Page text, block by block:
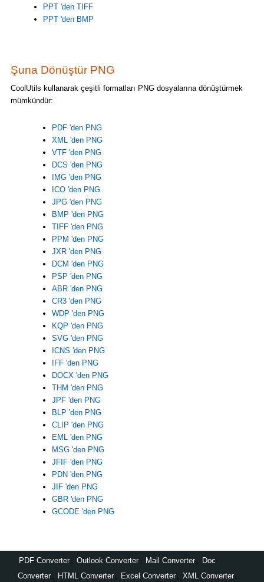
PPT 'den TIFF
PPT 'den BMP
Şuna Dönüştür PNG
CoolUtils kullanarak çeşitli formatları PNG dosyalarına dönüştürmek
mümkündür:
PDF 'den PNG
XML 'den PNG
VTF 'den PNG
DCS 'den PNG
IMG 'den PNG
ICO 'den PNG
JPG 'den PNG
BMP 'den PNG
TIFF 'den PNG
PPM 'den PNG
JXR 'den PNG
DCM 'den PNG
PSP 'den PNG
ABR 'den PNG
CR3 'den PNG
WDP 'den PNG
KQP 'den PNG
SVG 'den PNG
ICNS 'den PNG
IFF 'den PNG
DOCX 'den PNG
THM 'den PNG
JPF 'den PNG
BLP 'den PNG
CLIP 'den PNG
EML 'den PNG
MSG 'den PNG
JFIF 'den PNG
PDN 'den PNG
JIF 'den PNG
GBR 'den PNG
GCODE 'den PNG
PDF Converter Outlook Converter Mail Converter
Doc
Converter
HTML Converter Excel Converter XML Converter